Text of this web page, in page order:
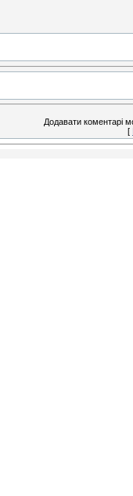
Додавати коментарі
[